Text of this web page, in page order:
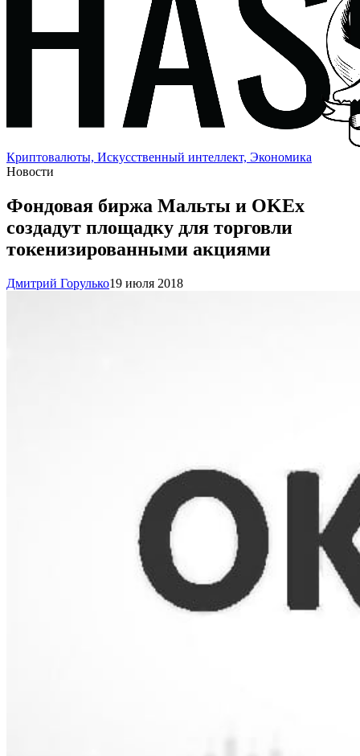
Криптовалюты, Искусственный интеллект, Экономика
Новости
Фондовая биржа Мальты и OKEx
создадут площадку для торговли
токенизированными акциями
Дмитрий Горулько19 июля 2018